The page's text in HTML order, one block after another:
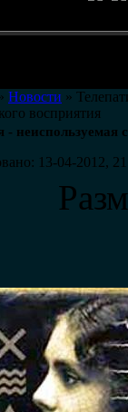
Новости »
восприятия
- неиспользуемая
13-04-2012,